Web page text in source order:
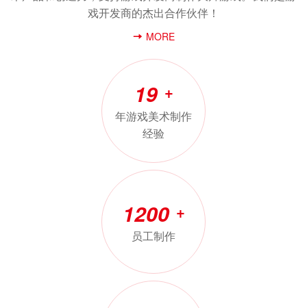
戏开发商的杰出合作伙伴！
MORE
19 +
年游戏美术制作
经验
1200 +
员工制作